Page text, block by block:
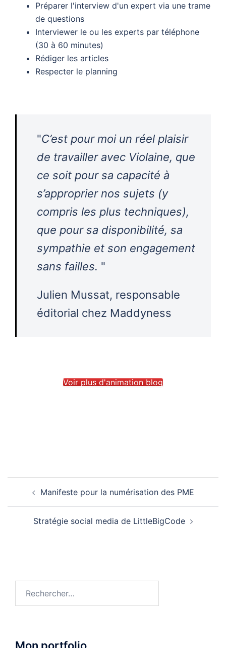
Préparer l'interview d'un expert via une trame
de questions
Interviewer le ou les experts par téléphone
(30 à 60 minutes)
Rédiger les articles
Respecter le planning
"C’est pour moi un réel plaisir
de travailler avec Violaine, que
ce soit pour sa capacité à
s’approprier nos sujets (y
compris les plus techniques),
que pour sa disponibilité, sa
sympathie et son engagement
sans failles. "
Julien Mussat, responsable
éditorial chez Maddyness
Voir plus d'animation blog
d’articleManifeste pour la numérisation des PME
Stratégie social media de LittleBigCode